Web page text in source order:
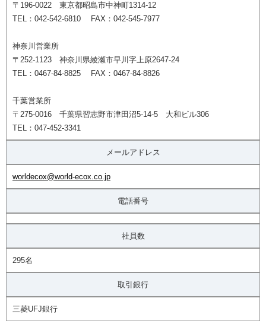
〒196-0022 東京都昭島市中神町1314-12
TEL：042-542-6810 FAX：042-545-7977
神奈川営業所
〒252-1123 神奈川県綾瀬市早川字上原2647-24
TEL：0467-84-8825 FAX：0467-84-8826
千葉営業所
〒275-0016 千葉県習志野市津田沼5-14-5 大和ビル306
TEL：047-452-3341
メールアドレス
worldecox@world-ecox.co.jp
電話番号
社員数
295名
取引銀行
三菱UFJ銀行